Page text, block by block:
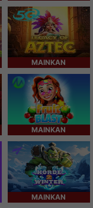
MAINKAN
MAINKAN
MAINKAN